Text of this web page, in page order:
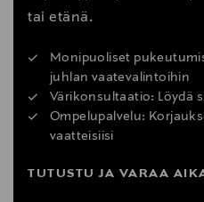
tai etänä.
Monipuoliset
juhlan vaatevalintoihin
Värikonsultaatio: Löydä
Ompelupalvelu:
vaatteisiisi
TUTUSTU JA VARAA